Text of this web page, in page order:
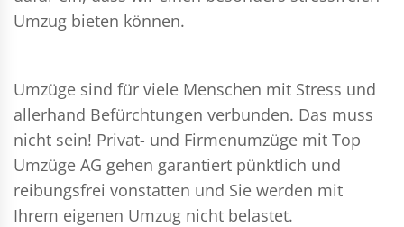
Umzug bieten können.
Umzüge sind für viele Menschen mit Stress und
allerhand Befürchtungen verbunden. Das muss
nicht sein! Privat- und Firmenumzüge mit Top
Umzüge AG gehen garantiert pünktlich und
reibungsfrei vonstatten und Sie werden mit
Ihrem eigenen Umzug nicht belastet.